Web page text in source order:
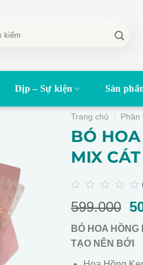
Dịp – Sự kiện Sản
Trang chủ Phân
BÓ
MIX
out
5
599.000
BÓ HOA
TẠO NÊN BỞI